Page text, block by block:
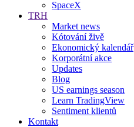
SpaceX
TRH
Market news
Kótování živě
Ekonomický kalendář
Korporátní akce
Updates
Blog
US earnings season
Learn TradingView
Sentiment klientů
Kontakt